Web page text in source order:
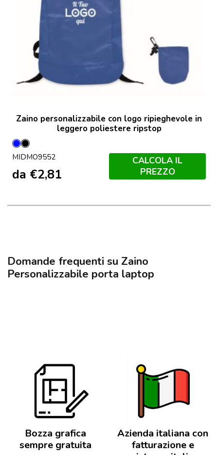
Zaino personalizzabile con logo ripieghevole in
leggero poliestere ripstop
Blu
Royal
Nero
MIDMO9552
da €2,81
CALCOLA IL
PREZZO
Domande frequenti su Zaino
Personalizzabile porta laptop
Bozza grafica
sempre gratuita
Azienda italiana con
fatturazione e